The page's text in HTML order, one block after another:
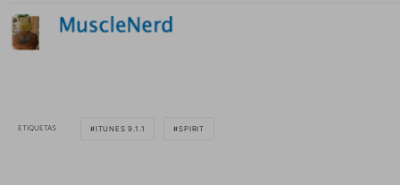
ETIQUETAS ITUNES 9.1.1 SPIRIT